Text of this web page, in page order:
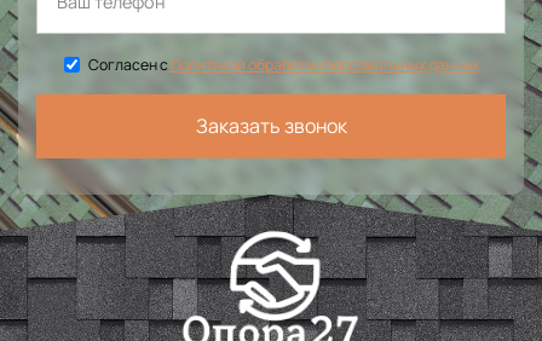
Согласен сПолитикой обработки персональных данных
Заказать звонок